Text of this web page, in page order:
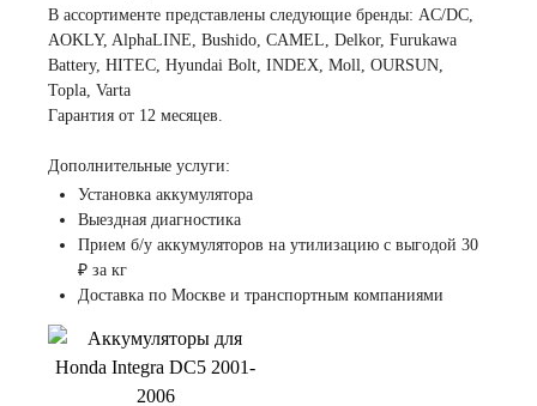
В ассортименте представлены следующие бренды: AC/DC,
AOKLY, AlphaLINE, Bushido, CAMEL, Delkor, Furukawa
Battery, HITEC, Hyundai Bolt, INDEX, Moll, OURSUN,
Topla, Varta
Гарантия от 12 месяцев.
Дополнительные услуги:
Установка аккумулятора
Выездная диагностика
Прием б/у аккумуляторов на утилизацию с выгодой 30
₽ за кг
Доставка по Москве и транспортным компаниями